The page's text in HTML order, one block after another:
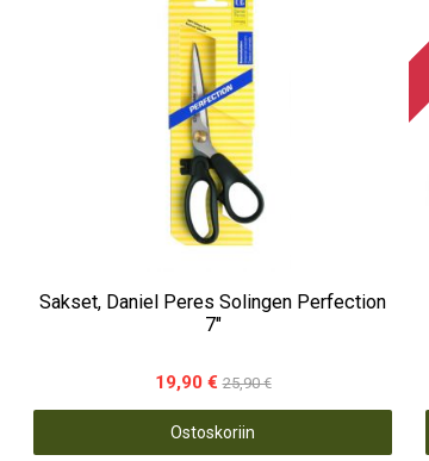
Sakset, Daniel Peres Solingen Perfection
7"
19,90 € 25,90 €
Ostoskoriin